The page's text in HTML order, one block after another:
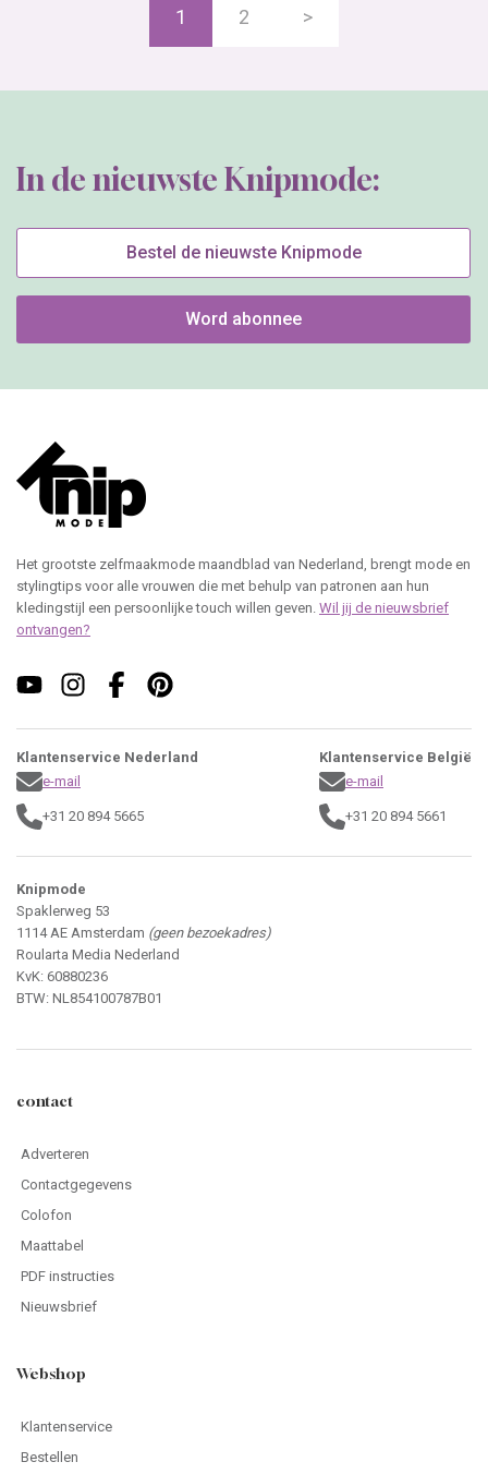
1 2 >
In de nieuwste Knipmode:
Bestel de nieuwste Knipmode
Word abonnee
Het grootste zelfmaakmode maandblad van Nederland, brengt mode en
stylingtips voor alle vrouwen die met behulp van patronen aan hun
kledingstijl een persoonlijke touch willen geven. Wil jij de nieuwsbrief
ontvangen?
Klantenservice Nederland
e-mail
+31 20 894 5665
Klantenservice België
e-mail
+31 20 894 5661
Knipmode
Spaklerweg 53
1114 AE Amsterdam (geen bezoekadres)
Roularta Media Nederland
KvK: 60880236
BTW: NL854100787B01
contact
Adverteren
Contactgegevens
Colofon
Maattabel
PDF instructies
Nieuwsbrief
Webshop
Klantenservice
Bestellen